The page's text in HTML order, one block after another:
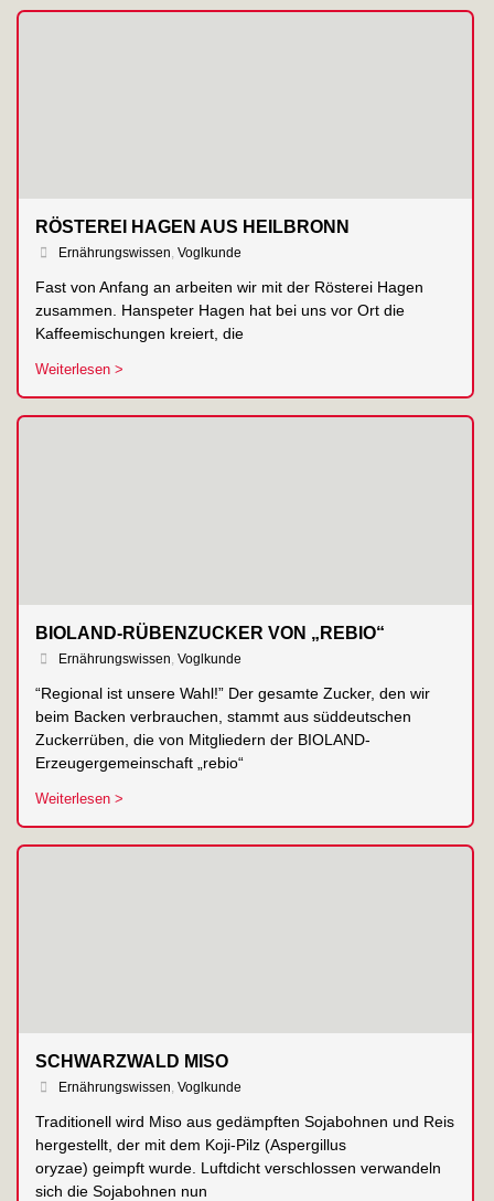
RÖSTEREI HAGEN AUS HEILBRONN
Ernährungswissen, Voglkunde
Fast von Anfang an arbeiten wir mit der Rösterei Hagen
zusammen. Hanspeter Hagen hat bei uns vor Ort die
Kaffeemischungen kreiert, die
Weiterlesen >
BIOLAND-RÜBENZUCKER VON „REBIO“
Ernährungswissen Voglkunde
“Regional ist unsere Wahl!” Der gesamte Zucker, den wir
beim Backen verbrauchen, stammt aus süddeutschen
Zuckerrüben, die von Mitgliedern der BIOLAND-
Erzeugergemeinschaft „rebio“
Weiterlesen >
SCHWARZWALD MISO
Ernährungswissen, Voglkunde
Traditionell wird Miso aus gedämpften Sojabohnen und Reis
hergestellt, der mit dem Koji-Pilz (Aspergillus
oryzae) geimpft wurde. Luftdicht verschlossen verwandeln
sich die Sojabohnen nun